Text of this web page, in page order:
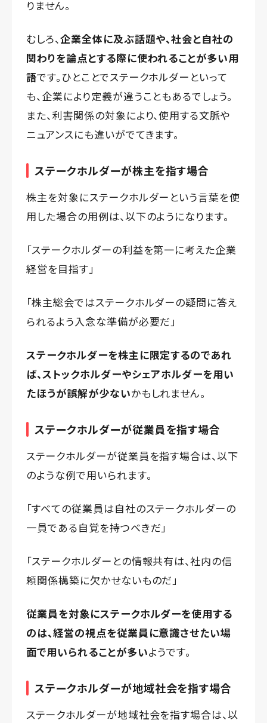
りません。
むしろ、企業全体に及ぶ話題や、社会と自社の
関わりを論点とする際に使われることが多い用
語です。ひとことでステークホルダーといって
も、企業により定義が違うこともあるでしょう。
また、利害関係の対象により、使用する文脈や
ニュアンスにも違いがでてきます。
ステークホルダーが株主を指す場合
株主を対象にステークホルダーという言葉を使
用した場合の用例は、以下のようになります。
「ステークホルダーの利益を第一に考えた企業
経営を目指す」
「株主総会ではステークホルダーの疑問に答え
られるよう入念な準備が必要だ」
ステークホルダーを株主に限定するのであれ
ば、ストックホルダーやシェアホルダーを用い
たほうが誤解が少ないかもしれません。
ステークホルダーが従業員を指す場合
ステークホルダーが従業員を指す場合は、以下
のような例で用いられます。
「すべての従業員は自社のステークホルダーの
一員である自覚を持つべきだ」
「ステークホルダーとの情報共有は、社内の信
頼関係構築に欠かせないものだ」
従業員を対象にステークホルダーを使用する
のは、経営の視点を従業員に意識させたい場
面で用いられることが多いようです。
ステークホルダーが地域社会を指す場合
ステークホルダーが地域社会を指す場合は、以